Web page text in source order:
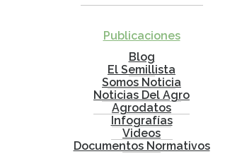
Publicaciones
Blog
El Semillista
Somos Noticia
Noticias Del Agro
Agrodatos
Infografías
Videos
Documentos Normativos